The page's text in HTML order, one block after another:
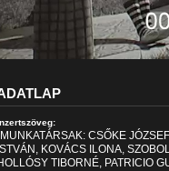
CSŐKE
ISTVÁN, KOVÁCS ILONA,
TIBORNÉ, PATRICIO